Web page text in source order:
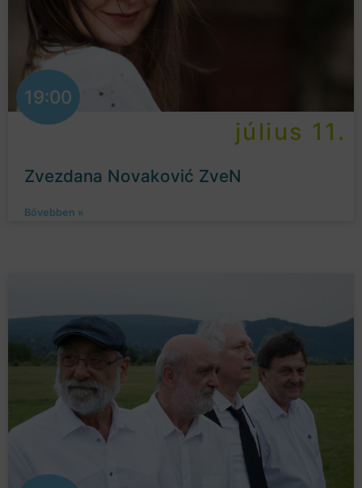
19:00
július 11.
Zvezdana Novaković ZveN
Bővebben »